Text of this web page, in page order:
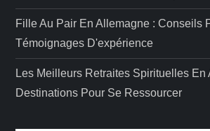
Fille Au Pair En Allemagne : Conseils
Témoignages D'expérience
Les Meilleurs Retraites Spirituelles En
Destinations Pour Se Ressourcer